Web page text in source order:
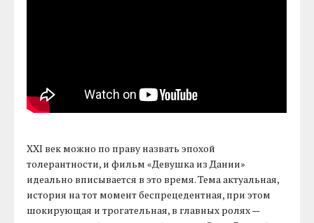
XXI век можно по праву назвать эпохой
толерантности, и фильм «Девушка из Дании»
идеально вписывается в это время. Тема актуальная,
история на тот момент беспрецедентная, при этом
шокирующая и трогательная, в главных ролях —